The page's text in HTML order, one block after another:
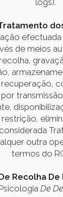
logs).
de meios
outra
termos do
Recolha De
De